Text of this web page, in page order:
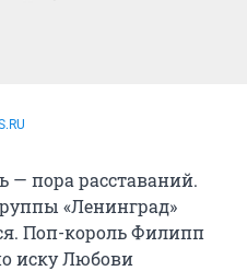
— пора расставаний.
«Ленинград»
Поп-король Филипп
иску Любови